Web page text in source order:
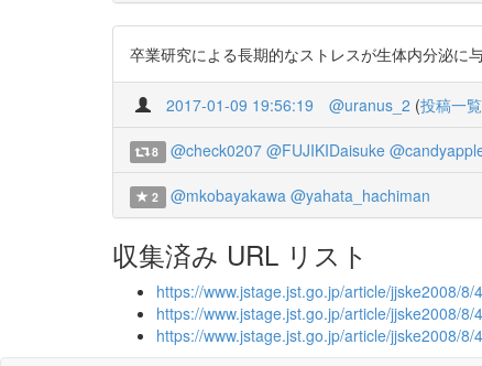
卒業研究による長期的なストレスが生体内分泌に
2017-01-09 19:56:19 @uranus_2 (投稿一覧
8 @check0207 @FUJIKIDaisuke
2 @mkobayakawa @yahata_hachiman
収集済み URL リスト
https://www.jstage.jst.go.jp/article/jjske2008/
https://www.jstage.jst.go.jp/article/jjske2008/
https://www.jstage.jst.go.jp/article/jjske2008/